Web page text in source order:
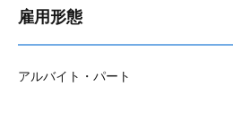
雇用形態
アルバイト・パート